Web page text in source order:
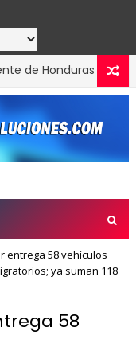
Honduras reconoce y
2026
entrega 58 vehículos
ya suman 118
58